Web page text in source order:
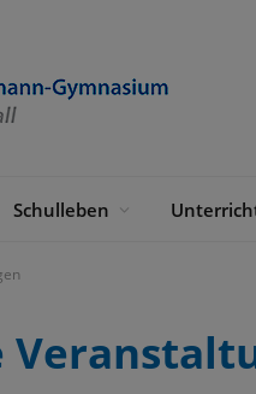
Schulleben